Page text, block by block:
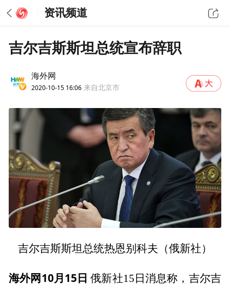
资讯频道
吉尔吉斯斯坦总统宣布辞职
海外网
2020-10-15 16:06 来自北京市
吉尔吉斯斯坦总统热恩别科夫（俄新社）
海外网10月15日 俄新社15日消息称，吉尔吉